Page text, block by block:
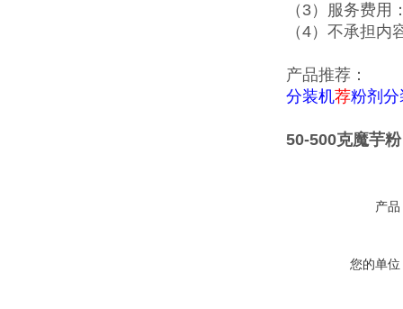
（3）服务费用
（4）不承担
产品推荐：
分装机荐粉剂分
50-500克魔芋
产品
您的单位